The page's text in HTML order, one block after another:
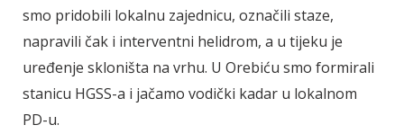
smo pridobili lokalnu zajednicu, označili staze,
napravili čak i interventni helidrom, a u tijeku je
uređenje skloništa na vrhu. U Orebiću smo formirali
stanicu HGSS-a i jačamo vodički kadar u lokalnom
PD-u.